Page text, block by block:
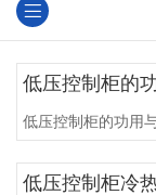
低压控制柜的
低压控制柜的功用
低压控制柜冷